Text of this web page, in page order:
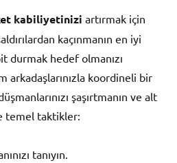
kabiliyetinizi artırmak için
kaçınmanın en iyi
durmak hedef olmanızı
arkadaşlarınızla koordineli bir
şaşırtmanın ve alt
temel taktikler:
tanıyın.